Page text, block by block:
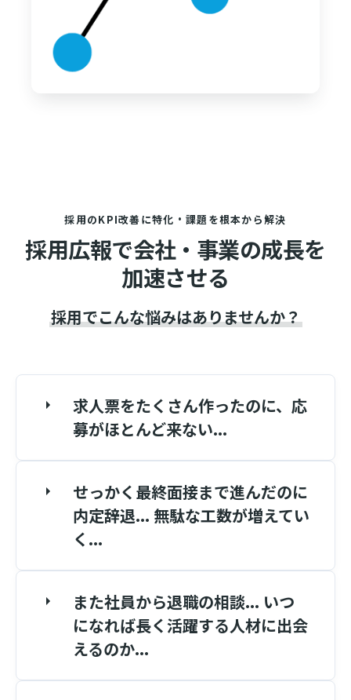
採用のKPI改善に特化・課題を根本から解決
採用広報で会社・事業の成長を
加速させる
採用でこんな悩みはありませんか？
求人票をたくさん作ったのに、応
募がほとんど来ない...
せっかく最終面接まで進んだのに
内定辞退... 無駄な工数が増えてい
く...
また社員から退職の相談... いつ
になれば長く活躍する人材に出会
えるのか...